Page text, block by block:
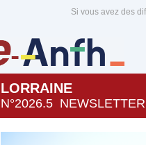
Si vous avez des
LORRAINE
N°2026.5